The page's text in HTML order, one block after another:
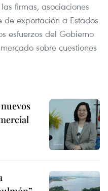
firmas, asociaciones
de exportación a Estados
esfuerzos del Gobierno
sobre cuestiones